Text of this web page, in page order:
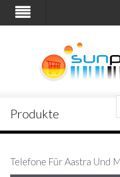
Produkte
Telefone Für Aastra Und